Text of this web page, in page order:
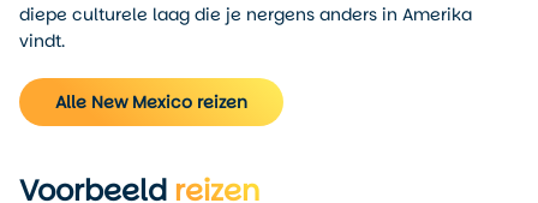
diepe culturele laag die je nergens anders in Amerika
vindt.
Alle New Mexico reizen
Voorbeeld reizen